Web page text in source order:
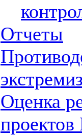
Отчеты
Оценка